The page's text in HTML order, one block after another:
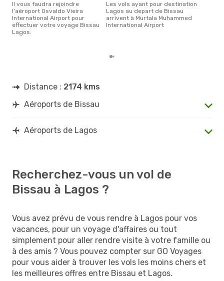
Il vous faudra rejoindre
l'aéroport Osvaldo Vieira
International Airport pour
effectuer votre voyage Bissau
Lagos.
Les vols ayant pour destination
Lagos au depart de Bissau
arrivent à Murtala Muhammed
International Airport
Distance : 2174 kms
Aéroports de Bissau
Aéroports de Lagos
Recherchez-vous un vol de
Bissau à Lagos ?
Vous avez prévu de vous rendre à Lagos pour vos
vacances, pour un voyage d'affaires ou tout
simplement pour aller rendre visite à votre famille ou
à des amis ? Vous pouvez compter sur GO Voyages
pour vous aider à trouver les vols les moins chers et
les meilleures offres entre Bissau et Lagos.